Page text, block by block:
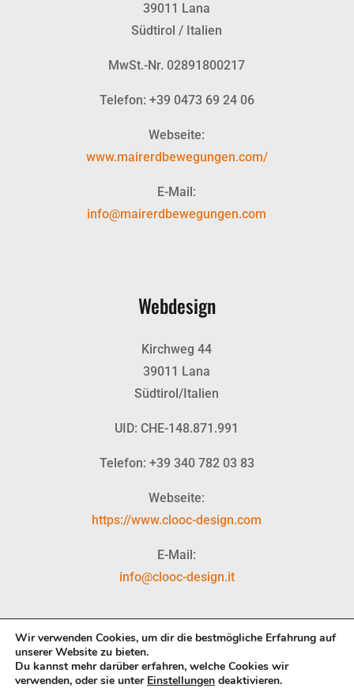
39011 Lana
Südtirol / Italien
MwSt.-Nr. 02891800217
Telefon: +39 0473 69 24 06
Webseite:
www.mairerdbewegungen.com/
E-Mail:
info@mairerdbewegungen.com
Webdesign
Kirchweg 44
39011 Lana
Südtirol/Italien
UID: CHE-148.871.991
Telefon: +39 340 782 03 83
Webseite:
https://www.clooc-design.com
E-Mail:
info@clooc-design.it
Copyright © 2026 Mair Erdbewegungen | Designed byCLOOC
Design|Impronta|Privacy
Wir verwenden Cookies, um dir die bestmögliche Erfahrung auf
unserer Website zu bieten.
Du kannst mehr darüber erfahren, welche Cookies wir
verwenden, oder sie unter Einstellungen deaktivieren.